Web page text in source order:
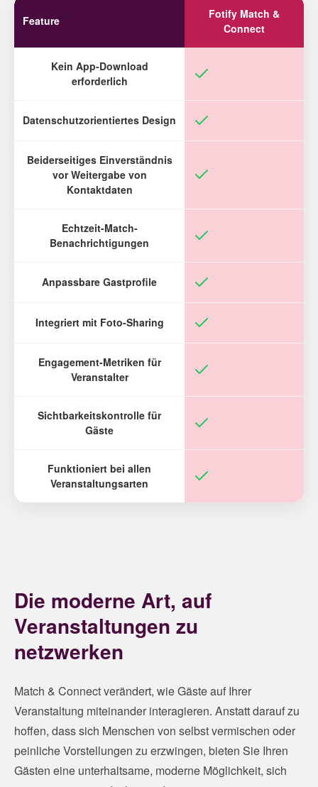
Feature
Fotify Match &
Connect
Kein App-Download
erforderlich
Datenschutzorientiertes Design
Beiderseitiges Einverständnis
vor Weitergabe von
Kontaktdaten
Echtzeit-Match-
Benachrichtigungen
Anpassbare Gastprofile
Integriert mit Foto-Sharing
Engagement-Metriken für
Veranstalter
Sichtbarkeitskontrolle für
Gäste
Funktioniert bei allen
Veranstaltungsarten
Die moderne Art, auf
Veranstaltungen zu
netzwerken
Match & Connect verändert, wie Gäste auf Ihrer
Veranstaltung miteinander interagieren. Anstatt darauf zu
hoffen, dass sich Menschen von selbst vermischen oder
peinliche Vorstellungen zu erzwingen, bieten Sie Ihren
Gästen eine unterhaltsame, moderne Möglichkeit, sich